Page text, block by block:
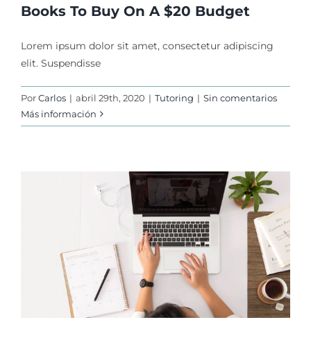
Books To Buy On A $20 Budget
Lorem ipsum dolor sit amet, consectetur adipiscing
elit. Suspendisse
PorCarlos | abril 29th, 2020 | Tutoring | Sin comentarios
Más información